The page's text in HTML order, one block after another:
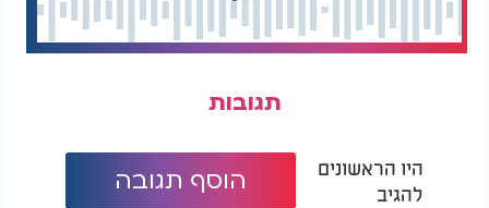
תגובות
היו הראשונים
להגיב
הוסף תגובה